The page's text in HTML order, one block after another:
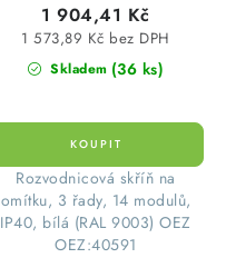
Skladem (36 ks)
1 573,89 Kč bez DPH
1 904,41 Kč
​ Rozvodnicová skříň na
omítku, 3 řady, 14 modulů,
IP40, bílá (RAL 9003) OEZ
OEZ:40591